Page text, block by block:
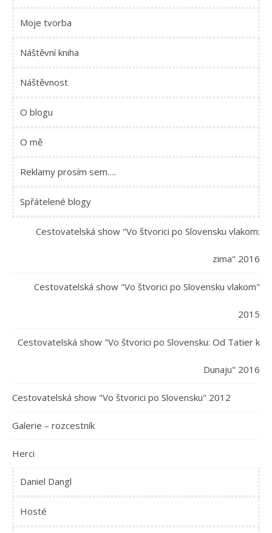
Moje tvorba
Náštěvní kniha
Náštěvnost
O blogu
O mě
Reklamy prosím sem….
Spřátelené blogy
Cestovatelská show "Vo štvorici po Slovensku vlakom:
zima" 2016
Cestovatelská show "Vo štvorici po Slovensku vlakom"
2015
Cestovatelská show "Vo štvorici po Slovensku: Od Tatier k
Dunaju" 2016
Cestovatelská show "Vo štvorici po Slovensku" 2012
Galerie – rozcestník
Herci
Daniel Dangl
Hosté